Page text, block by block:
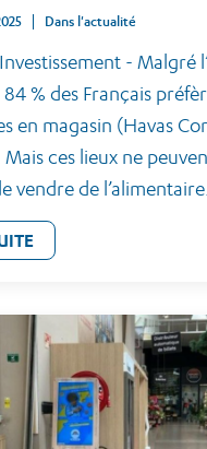
Dans l'actualité
- Malgré
% des Français
en magasin (Havas
Mais ces lieux ne
vendre de l’alimentaire.